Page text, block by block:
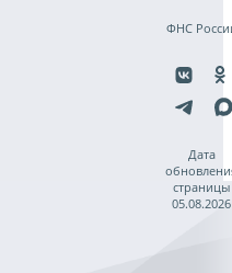
ФНС
Дата
страницы
05.08.2026